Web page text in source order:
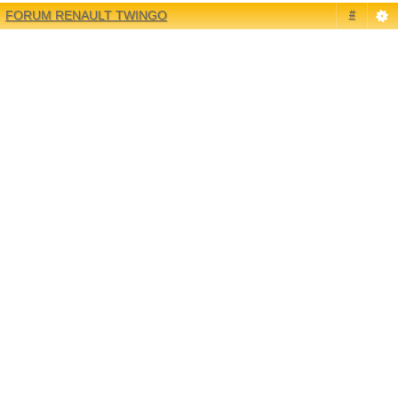
Référenceur| phpBB |Référencement|Contact
FORUM RENAULT TWINGO #